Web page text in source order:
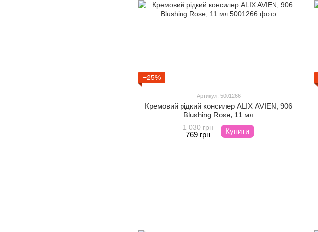
−25%
Артикул: 5001266
Кремовий рідкий консилер ALIX AVIEN, 906
Blushing Rose, 11 мл
1 030 грн
769 грн Купити